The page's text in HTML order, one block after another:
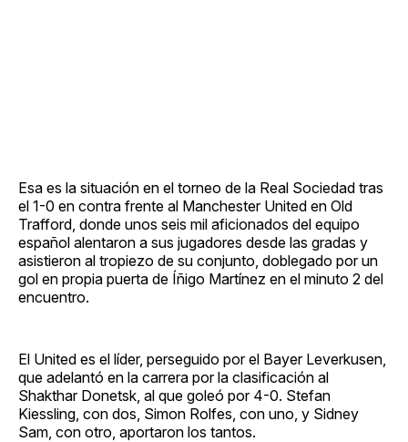
Esa es la situación en el torneo de la Real Sociedad tras
el 1-0 en contra frente al Manchester United en Old
Trafford, donde unos seis mil aficionados del equipo
español alentaron a sus jugadores desde las gradas y
asistieron al tropiezo de su conjunto, doblegado por un
gol en propia puerta de Íñigo Martínez en el minuto 2 del
encuentro.
El United es el líder, perseguido por el Bayer Leverkusen,
que adelantó en la carrera por la clasificación al
Shakthar Donetsk, al que goleó por 4-0. Stefan
Kiessling, con dos, Simon Rolfes, con uno, y Sidney
Sam, con otro, aportaron los tantos.